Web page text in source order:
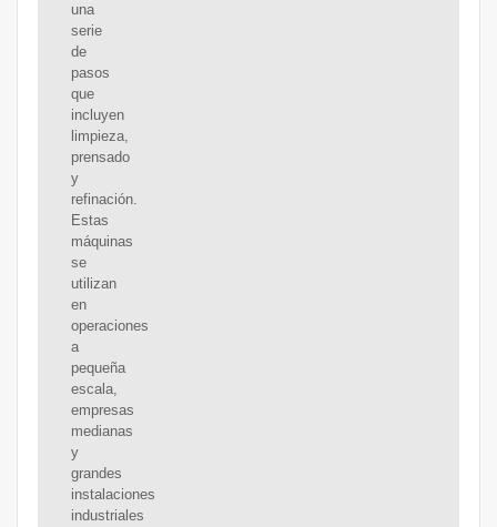
una
serie
de
pasos
que
incluyen
limpieza,
prensado
y
refinación.
Estas
máquinas
se
utilizan
en
operaciones
a
pequeña
escala,
empresas
medianas
y
grandes
instalaciones
industriales